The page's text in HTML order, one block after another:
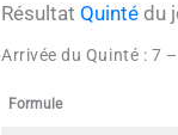
Résultat Quinté du
Arrivée du Quinté : 7
Formule